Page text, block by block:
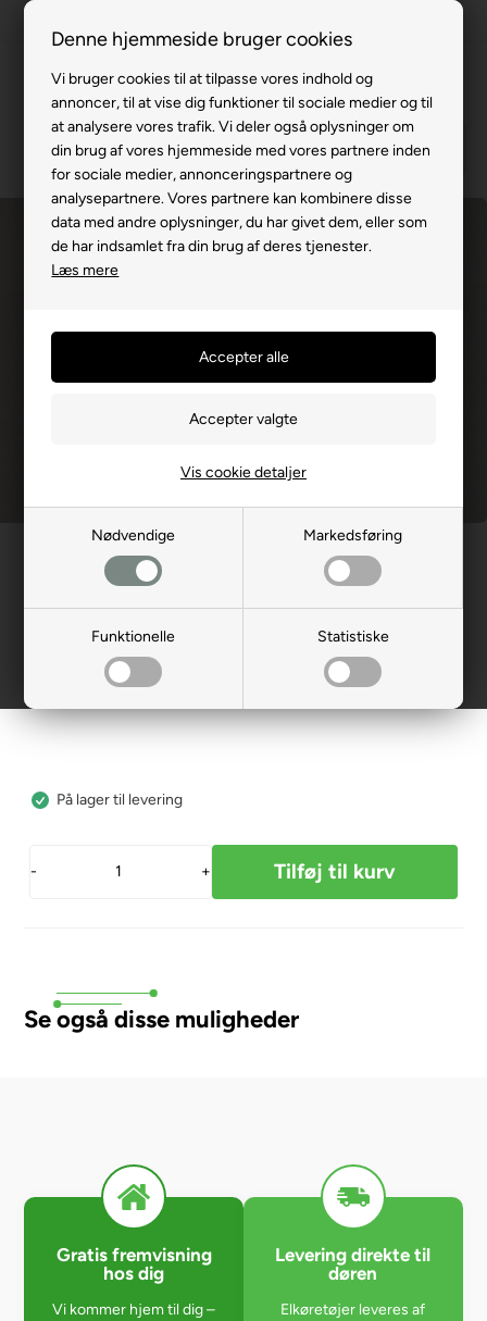
Denne hjemmeside bruger cookies
Vi bruger cookies til at tilpasse vores indhold og
annoncer, til at vise dig funktioner til sociale medier og til
at analysere vores trafik. Vi deler også oplysninger om
din brug af vores hjemmeside med vores partnere inden
for sociale medier, annonceringspartnere og
analysepartnere. Vores partnere kan kombinere disse
data med andre oplysninger, du har givet dem, eller som
de har indsamlet fra din brug af deres tjenester.
Læs mere
Nødvendige Markedsføring
Funktionelle Statistiske
Vis cookie detaljer
Gratis levering v. køb for 799,-
Service hos dig
3 års garanti
63 15 00 00
Reservedele»
Refleks til armlæn (rund)
119411
49,00DKK
På lager til levering
- +
Se også disse muligheder
Gratis fremvisning
hos dig
Vi kommer hjem til dig –
Levering direkte til
døren
Elkøretøjer leveres af